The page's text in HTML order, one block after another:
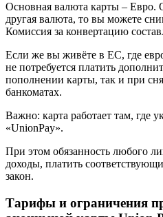
Основная валюта карты – Евро.
другая валюта, то вы можете
Комиссия за конвертацию
Если же вы живёте в ЕС, где
не потребуется платить
пополнении карты, так и при
банкоматах.
Важно: карта работает там, где
«UnionPay».
При этом обязанность любого
доходы, платить
закон.
Тарифы и ограничения